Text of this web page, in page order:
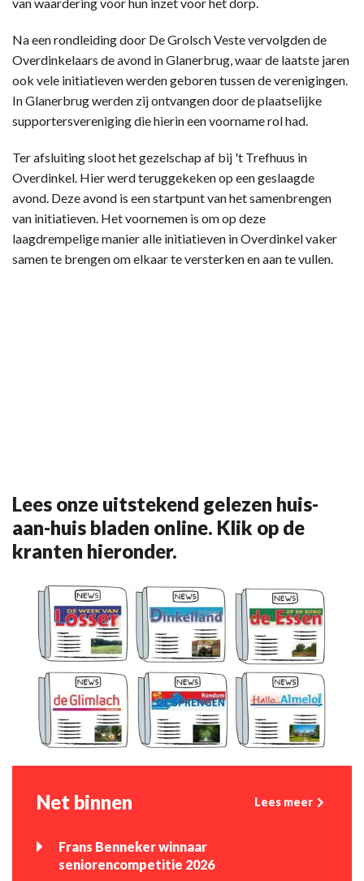
Na een rondleiding door De Grolsch Veste vervolgden de
Overdinkelaars de avond in Glanerbrug, waar de laatste jaren
ook vele initiatieven werden geboren tussen de verenigingen.
In Glanerbrug werden zij ontvangen door de plaatselijke
supportersvereniging die hierin een voorname rol had.
Ter afsluiting sloot het gezelschap af bij 't Trefhuus in
Overdinkel. Hier werd teruggekeken op een geslaagde
avond. Deze avond is een startpunt van het samenbrengen
van initiatieven. Het voornemen is om op deze
laagdrempelige manier alle initiatieven in Overdinkel vaker
samen te brengen om elkaar te versterken en aan te vullen.
Lees onze uitstekend gelezen huis-
aan-huis bladen online. Klik op de
kranten hieronder.
Net binnen Lees meer
Frans Benneker winnaar
seniorencompetitie 2026